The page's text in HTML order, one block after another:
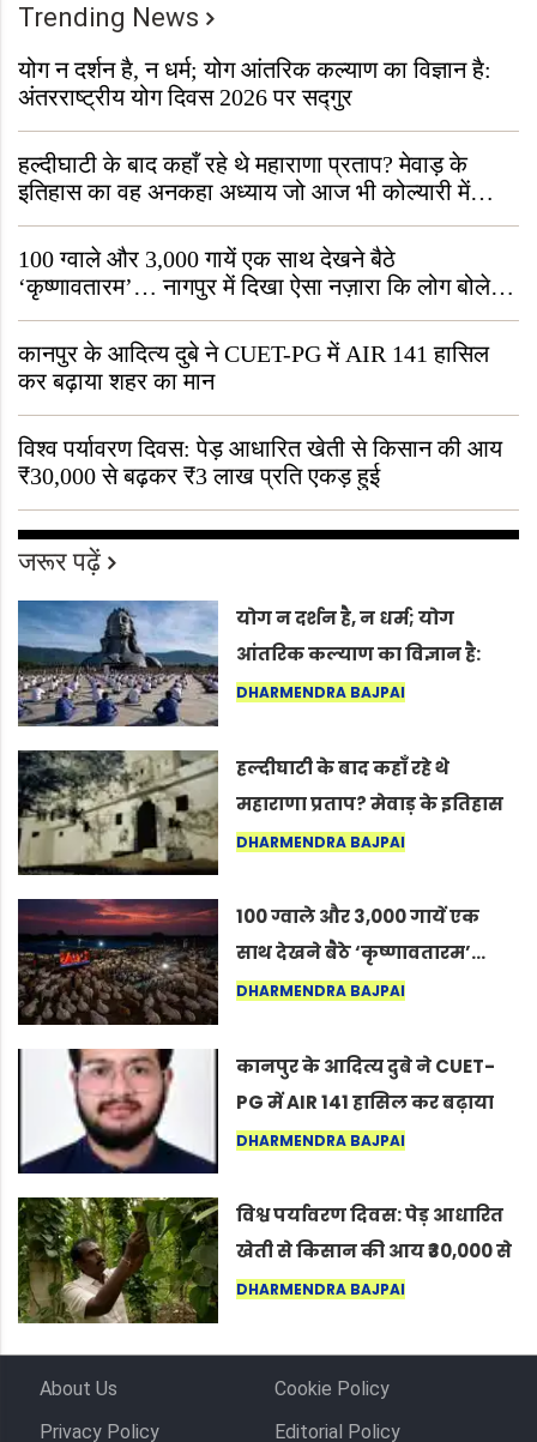
Trending News
योग न दर्शन है, न धर्म; योग आंतरिक कल्याण का विज्ञान है:
अंतरराष्ट्रीय योग दिवस 2026 पर सद्गुर
हल्दीघाटी के बाद कहाँ रहे थे महाराणा प्रताप? मेवाड़ के
इतिहास का वह अनकहा अध्याय जो आज भी कोल्यारी में
जीवित है
100 ग्वाले और 3,000 गायें एक साथ देखने बैठे
‘कृष्णावतारम’… नागपुर में दिखा ऐसा नज़ारा कि लोग बोले,
“ऐसा तो सिर्फ़ कृष्ण ही कर सकते हैं”
कानपुर के आदित्य दुबे ने CUET-PG में AIR 141 हासिल
कर बढ़ाया शहर का मान
विश्व पर्यावरण दिवस: पेड़ आधारित खेती से किसान की आय
₹30,000 से बढ़कर ₹3 लाख प्रति एकड़ हुई
जरूर पढ़ें
योग न दर्शन है, न धर्म; योग
आंतरिक कल्याण का विज्ञान है:
अंतरराष्ट्रीय योग दिवस 2026 पर
DHARMENDRA BAJPAI
हल्दीघाटी के बाद कहाँ रहे थे
महाराणा प्रताप? मेवाड़ के इतिहास
का वह अनकहा अध्याय जो आज भी
DHARMENDRA BAJPAI
100 ग्वाले और 3,000 गायें एक
साथ देखने बैठे ‘कृष्णावतारम’…
नागपुर में दिखा ऐसा नज़ारा कि
कर सकते हैं”
DHARMENDRA BAJPAI
कानपुर के आदित्य दुबे ने CUET-
PG में AIR 141 हासिल कर बढ़ाया
शहर का मान
DHARMENDRA BAJPAI
विश्व पर्यावरण दिवस: पेड़ आधारित
खेती से किसान की आय ₹30,000 से
बढ़कर ₹3 लाख प्रति एकड़ हुई
DHARMENDRA BAJPAI
About Us
Cookie Policy
Privacy Policy
Editorial Policy